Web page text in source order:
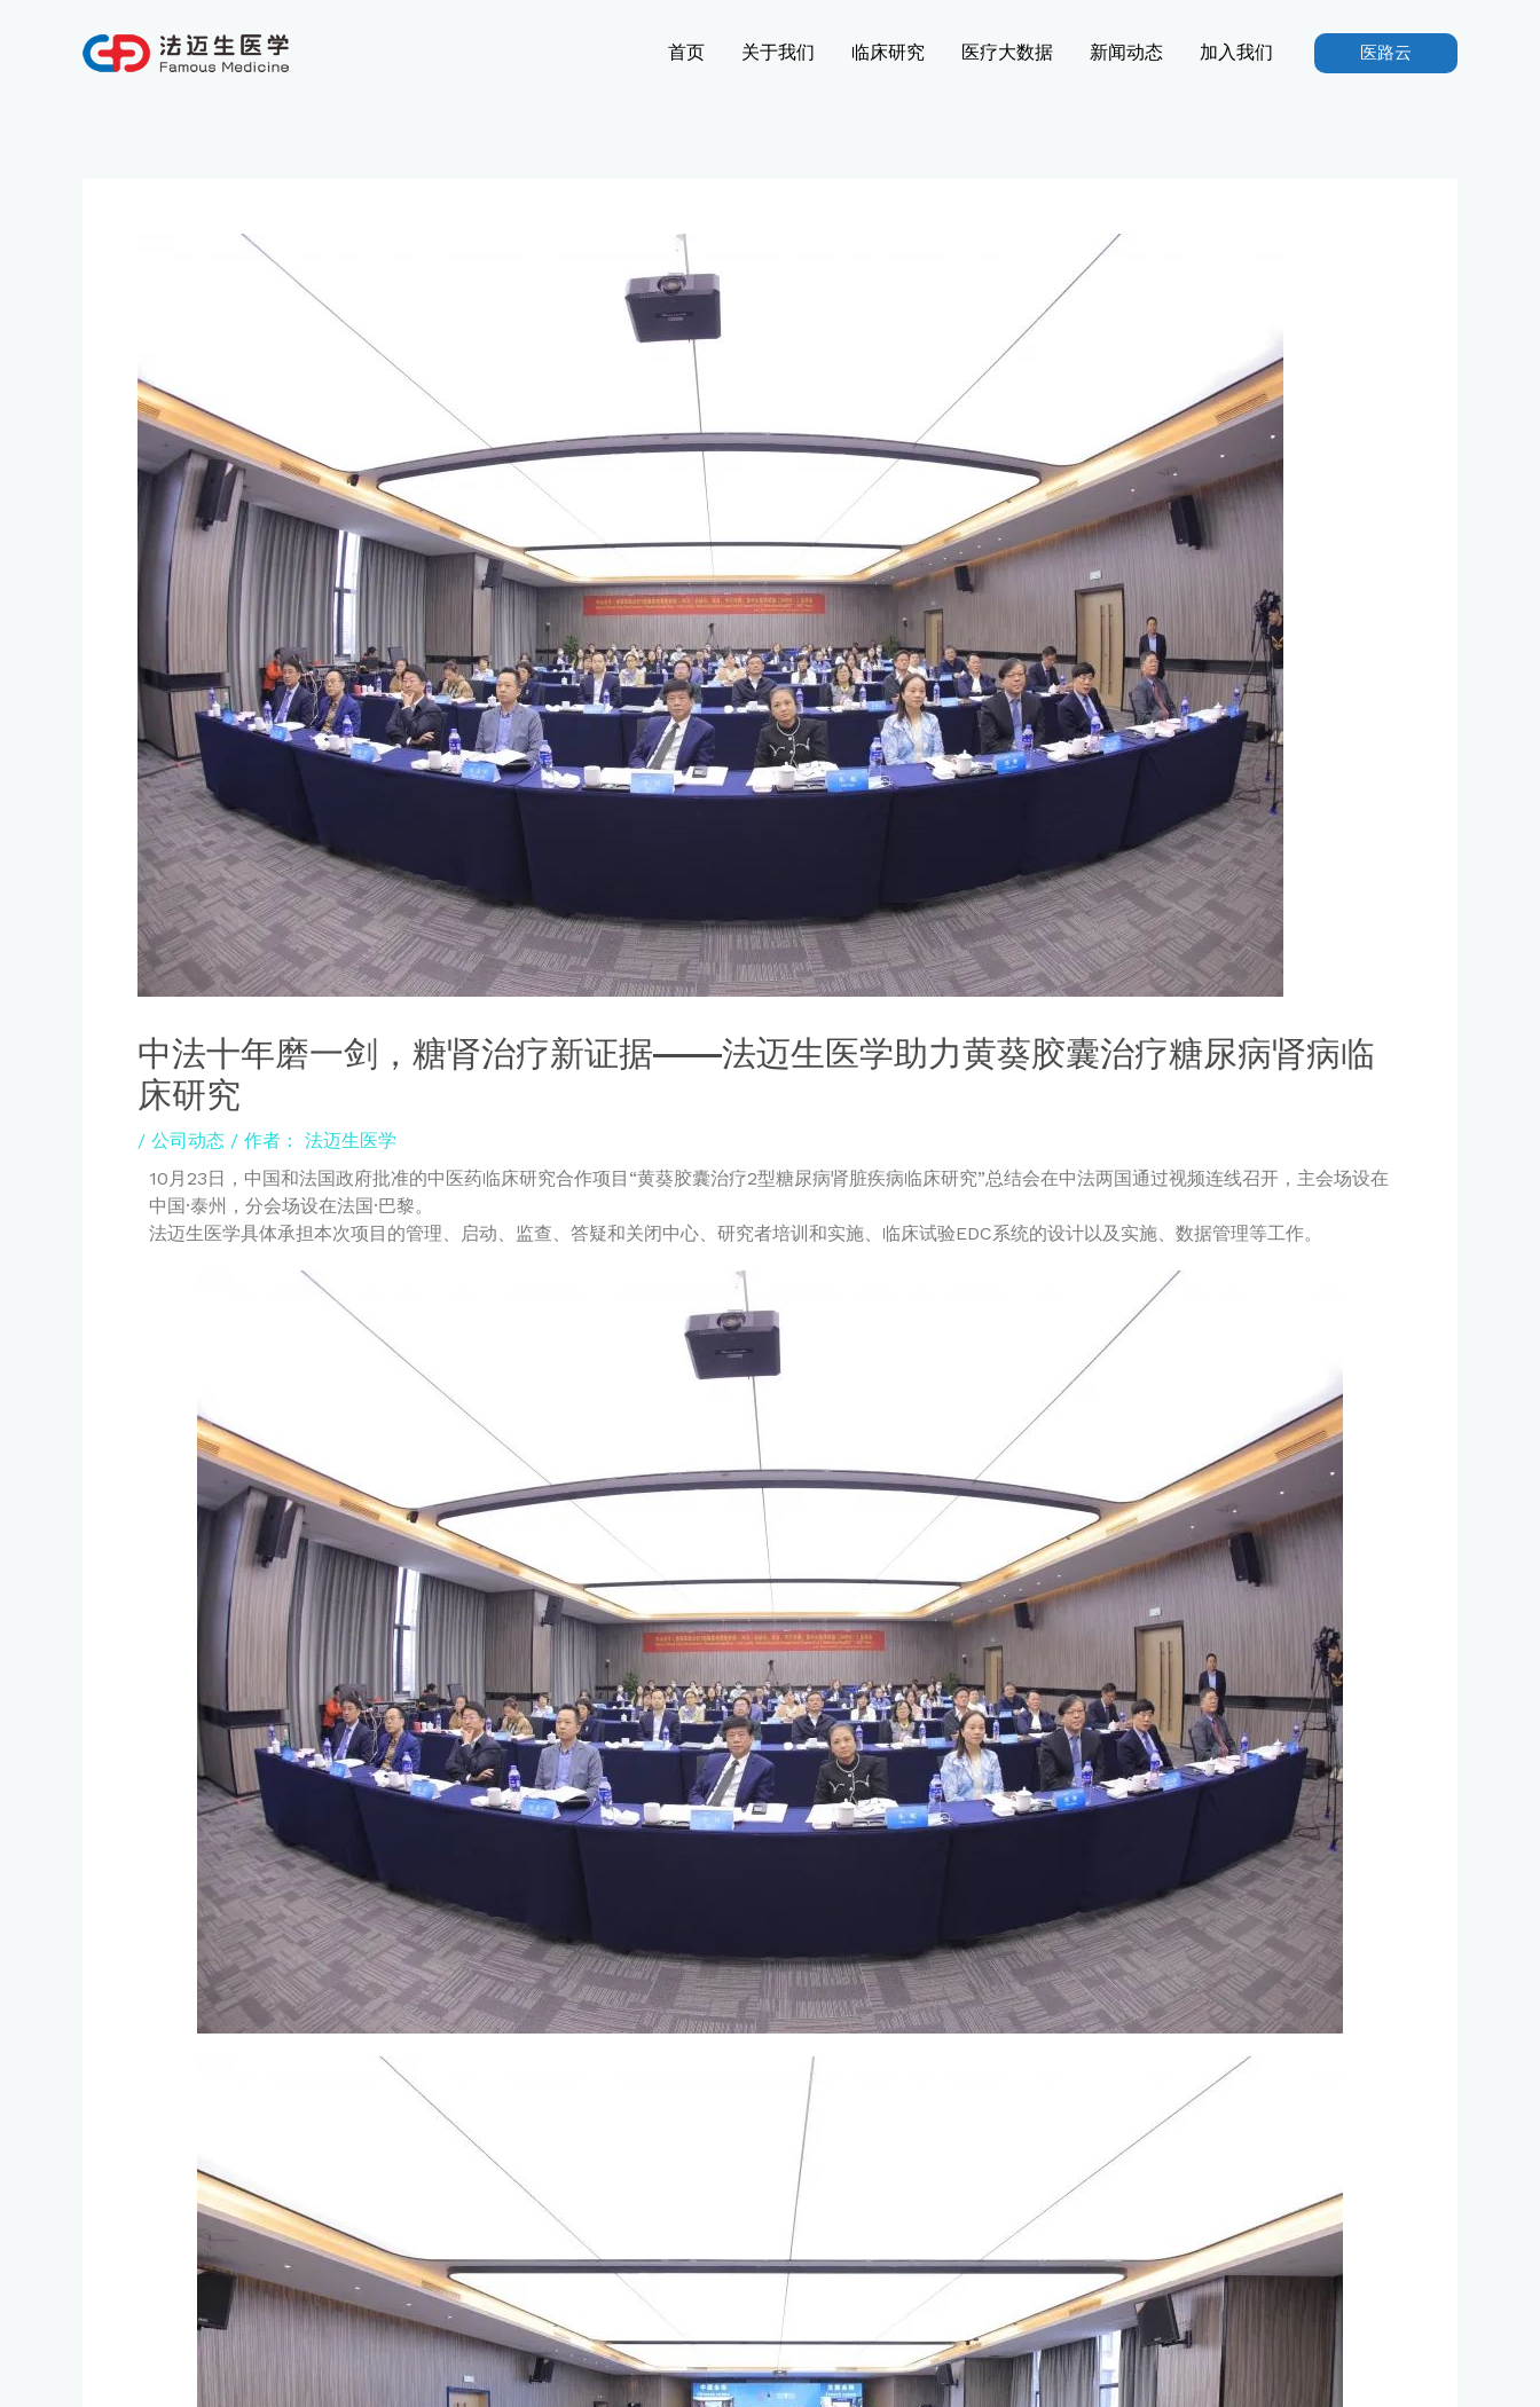
首页 关于我们 临床研究 医疗大数据 新闻动态 加入我们 医路云
中法十年磨一剑，糖肾治疗新证据——法迈生医学助力黄葵胶囊治疗糖尿病肾病临
床研究
/ 公司动态 / 作者：
法迈生医学
10月23日，中国和法国政府批准的中医药临床研究合作项目“黄葵胶囊治疗2型糖尿病肾脏疾病临床研究”总结会在中法两国通过视频连线召开，主会场设在
中国·泰州，分会场设在法国·巴黎。
法迈生医学具体承担本次项目的管理、启动、监查、答疑和关闭中心、研究者培训和实施、临床试验EDC系统的设计以及实施、数据管理等工作。